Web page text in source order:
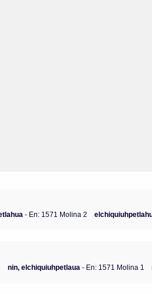
- En: 1571 Molina 2
nin, elchiquiuhpetlaua - En: 1571 Molina 1